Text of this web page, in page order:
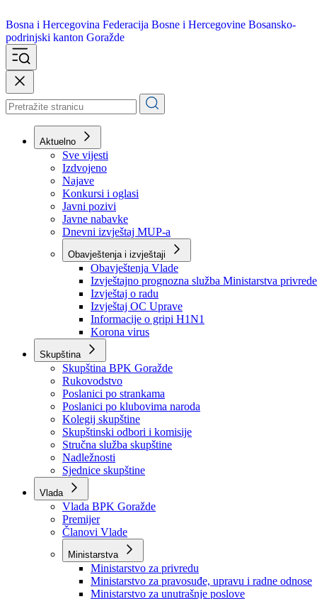
Bosna i Hercegovina
podrinjski kanton Goražde
Aktuelno
Sve vijesti
Izdvojeno
Najave
Konkursi i oglasi
Javni pozivi
Javne nabavke
Dnevni izvještaj MUP-a
Obavještenja i izvještaji
Obavještenja Vlade
Izvještajno prognozna služba Ministarstva privrede
Izvještaj o radu
Izvještaj OC Uprave
Informacije o gripi H1N1
Korona virus
Skupština
Skupština BPK Goražde
Rukovodstvo
Poslanici po strankama
Poslanici po klubovima naroda
Kolegij skupštine
Skupštinski odbori i komisije
Stručna služba skupštine
Nadležnosti
Sjednice skupštine
Vlada
Vlada BPK Goražde
Premijer
Članovi Vlade
Ministarstva